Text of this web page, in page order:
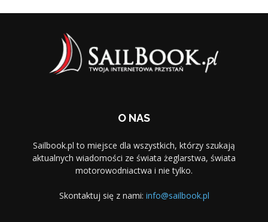
O NAS
Sailbook.pl to miejsce dla wszystkich, którzy szukają
aktualnych wiadomości ze świata żeglarstwa, świata
motorowodniactwa i nie tylko.
Skontaktuj się z nami: info@sailbook.pl